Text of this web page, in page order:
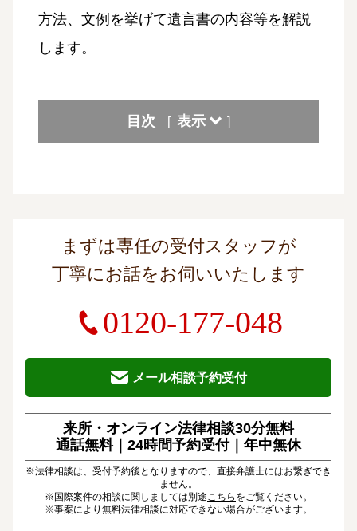
方法、文例を挙げて遺言書の内容等を解説
します。
目次 [ 表示 ]
まずは専任の受付スタッフが
丁寧にお話をお伺いいたします
0120-177-048
メール相談予約受付
来所・オンライン法律相談30分無料
通話無料｜24時間予約受付｜ 年中無休
※法律相談は、受付予約後となりますので、直接弁護士にはお繋ぎでき
ません。
※国際案件の相談に関しましては別途 こちら をご覧ください。
※事案により無料法律相談に対応できない場合がございます。